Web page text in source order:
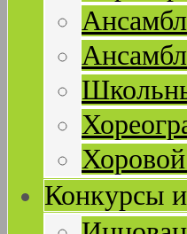
Конкурсы